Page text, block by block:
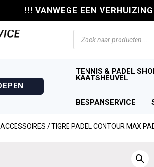
!!! VANWEGE EEN
Producten
zoeken
TENNIS & PADEL
KAATSHEUVEL
BESPANSERVICE
ACCESSOIRES / TIGRE PADEL CONTOUR MAX